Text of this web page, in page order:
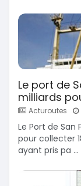
Le port de
milliards
Acturoutes
Le Port de
pour collecter
ayant pris pa ...